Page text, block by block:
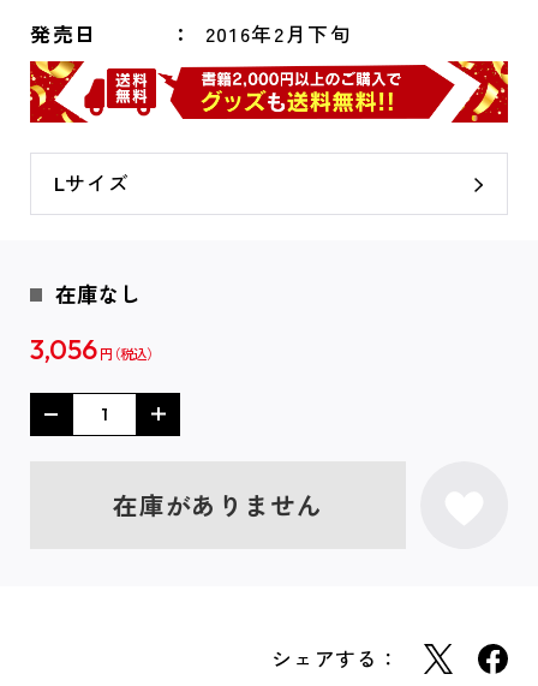
発売日 2016年2月下旬
Lサイズ
在庫なし
3,056 円
在庫がありません
シェアする：